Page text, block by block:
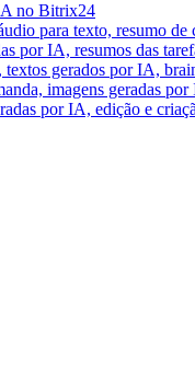
no Bitrix24
para texto, resumo
por IA, resumos das
textos gerados por IA,
imagens geradas
por IA, edição e